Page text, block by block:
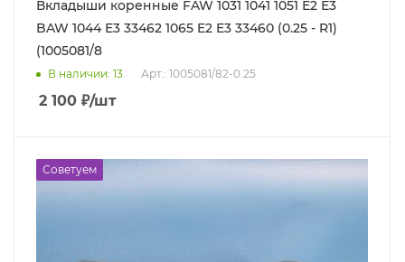
Вкладыши коренные FAW 1031 1041 1051 Е2 Е3
BAW 1044 E3 33462 1065 E2 E3 33460 (0.25 - R1)
(1005081/8
В наличии: 13 Арт.: 1005081/82-0.25
2 100 ₽/шт
Советуем